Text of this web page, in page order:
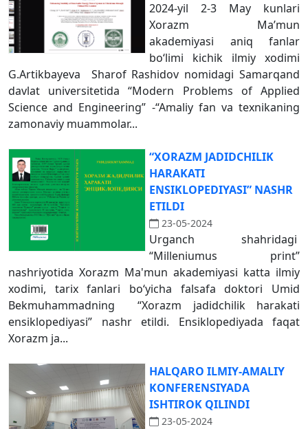
2024-yil 2-3 May kunlari
Xorazm Ma’mun
akademiyasi aniq fanlar
bo‘limi kichik ilmiy xodimi
G.Artikbayeva Sharof Rashidov nomidagi Samarqand
davlat universitetida “Modern Problems of Applied
Science and Engineering” -“Amaliy fan va texnikaning
zamonaviy muammolar...
“XORAZM JADIDCHILIK
HARAKATI
ENSIKLOPEDIYASI” NASHR
ETILDI
23-05-2024
Urganch shahridagi
“Milleniumus print”
nashriyotida Xorazm Ma'mun akademiyasi katta ilmiy
xodimi, tarix fanlari bo‘yicha falsafa doktori Umid
Bekmuhammadning “Xorazm jadidchilik harakati
ensiklopediyasi” nashr etildi. Ensiklopediyada faqat
Xorazm ja...
HALQARO ILMIY-AMALIY
KONFERENSIYADA
ISHTIROK QILINDI
23-05-2024